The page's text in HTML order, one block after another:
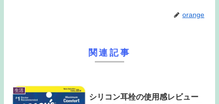
orange
関連記事
生活
シリコン耳栓の使用感レビュー